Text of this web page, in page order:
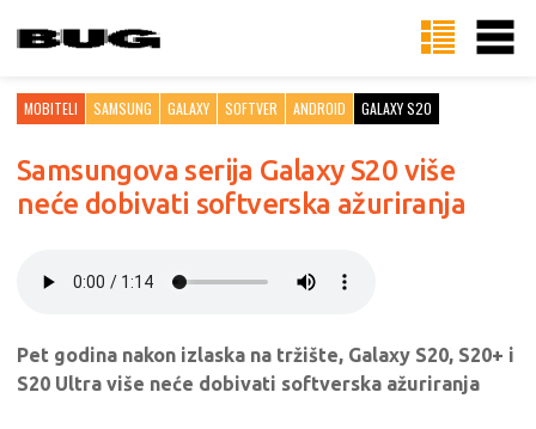
MOBITELI SAMSUNG GALAXY SOFTVER ANDROID GALAXY S20
Samsungova serija Galaxy S20 više
neće dobivati softverska ažuriranja
Pet godina nakon izlaska na tržište, Galaxy S20, S20+ i
S20 Ultra više neće dobivati softverska ažuriranja